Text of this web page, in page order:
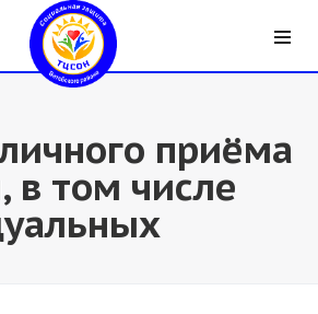
приёма
в том числе